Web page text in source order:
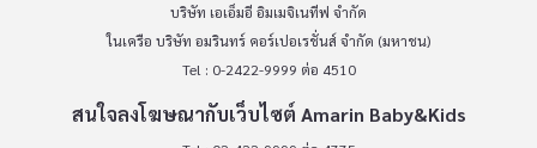
บริษัท เอเอ็มอี อิมเมจิเนทีฟ จำกัด
ในเครือ บริษัท อมรินทร์ คอร์เปอเรชั่นส์ จำกัด (มหาชน)
Tel : 0-2422-9999 ต่อ 4510
สนใจลงโฆษณากับเว็บไซต์ Amarin Baby&Kids